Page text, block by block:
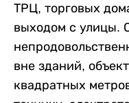
ТРЦ, торговых
выходом с улицы.
вне зданий,
квадратных